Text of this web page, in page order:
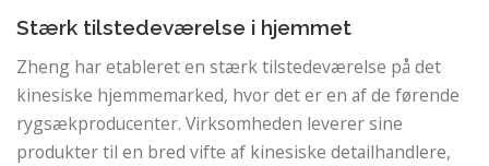
Stærk tilstedeværelse i hjemmet
Zheng har etableret en stærk tilstedeværelse på det
kinesiske hjemmemarked, hvor det er en af ​​de førende
rygsækproducenter. Virksomheden leverer sine
produkter til en bred vifte af kinesiske detailhandlere,